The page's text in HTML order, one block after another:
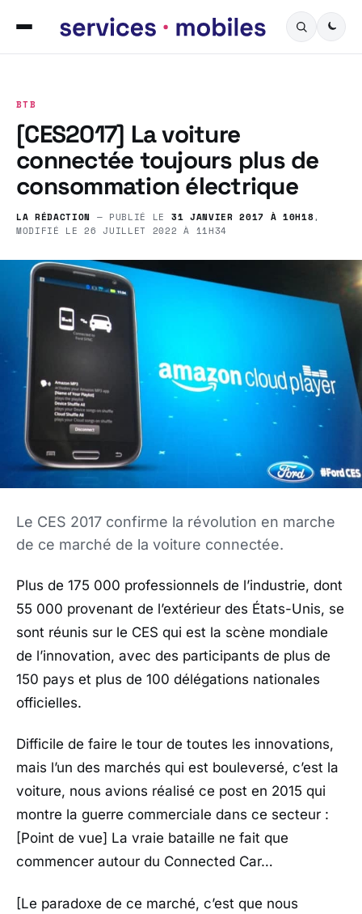
BTB
[CES2017] La voiture
connectée toujours plus de
consommation électrique
LA RÉDACTION — PUBLIÉ LE 31 JANVIER 2017 À 10H18,
MODIFIÉ LE26 JUILLET 2022 À 11H34
Le CES 2017 confirme la révolution en marche
de ce marché de la voiture connectée.
Plus de 175 000 professionnels de l’industrie, dont
55 000 provenant de l’extérieur des États-Unis, se
sont réunis sur le CES qui est la scène mondiale
de l’innovation, avec des participants de plus de
150 pays et plus de 100 délégations nationales
officielles.
Difficile de faire le tour de toutes les innovations,
mais l’un des marchés qui est bouleversé, c’est la
voiture, nous avions réalisé ce post en 2015 qui
montre la guerre commerciale dans ce secteur :
[Point de vue] La vraie bataille ne fait que
commencer autour du Connected Car…
[Le paradoxe de ce marché, c’est que nous